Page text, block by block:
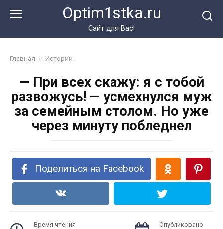
Optim1stka.ru
Сайт для Вас!
Главная » Истории
— При всех скажу: я с тобой
развожусь! — усмехнулся муж
за семейным столом. Но уже
через минуту побледнел
Поделиться на Facebook
Время чтения Опубликовано